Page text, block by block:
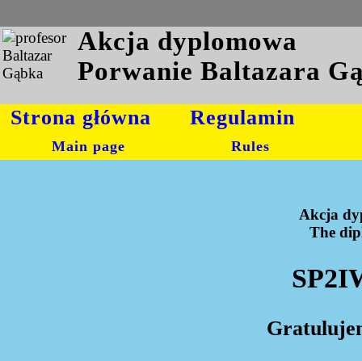
Akcja dyplomowa
Porwanie Baltazara
Strona główna
Main page
Regulamin
Rules
Akcja
The